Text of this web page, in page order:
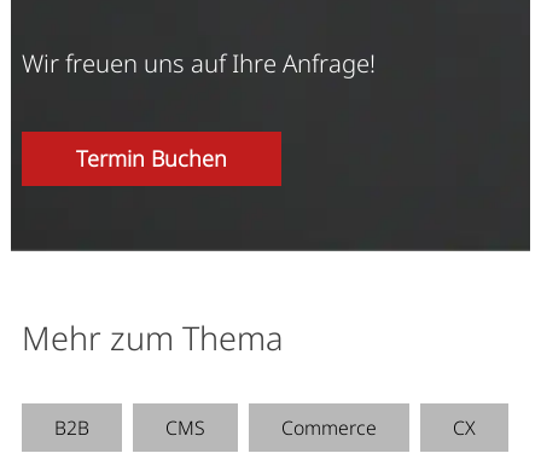
Wir freuen uns auf Ihre Anfrage!
Termin Buchen
Mehr zum Thema
B2B CMS Commerce CX